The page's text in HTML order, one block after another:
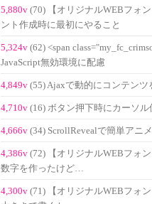
5,880v (70) 【オリジナルWEBフォ
ント作成時に最初にやること
5,324v (62) <span
JavaScript無効環境に配慮
4,849v (55) Ajaxで動的にコンテンツ
4,710v (16) ボタン押下時にカーソ
4,666v (34) ScrollRevealで簡単アニ
4,386v (72) 【オリジナルWEBフォ
数字を作ったけど…
4,300v (71) 【オリジナルWEBフォ